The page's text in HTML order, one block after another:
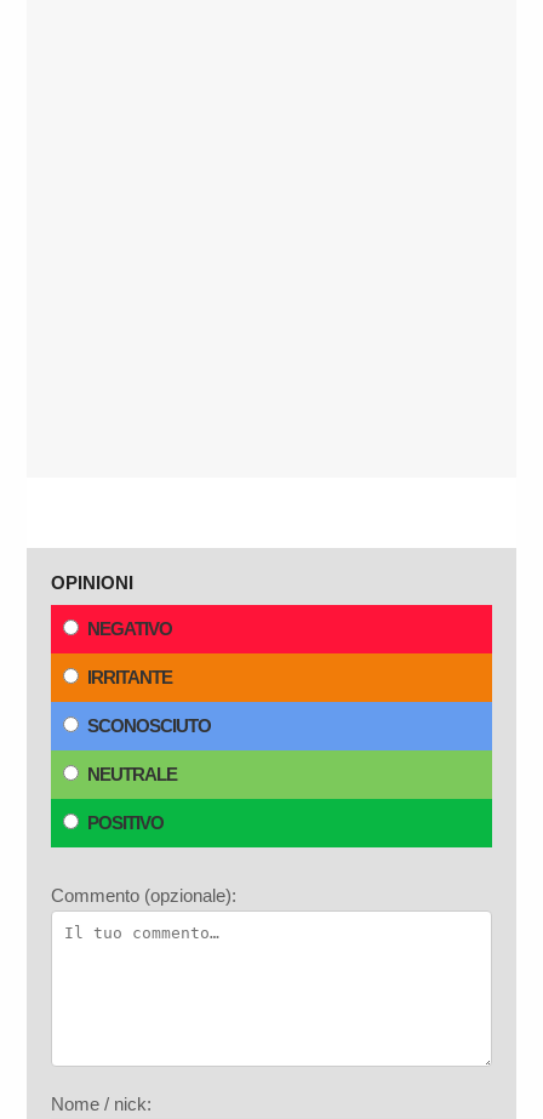
OPINIONI
NEGATIVO
IRRITANTE
SCONOSCIUTO
NEUTRALE
POSITIVO
Commento (opzionale):
Nome / nick: